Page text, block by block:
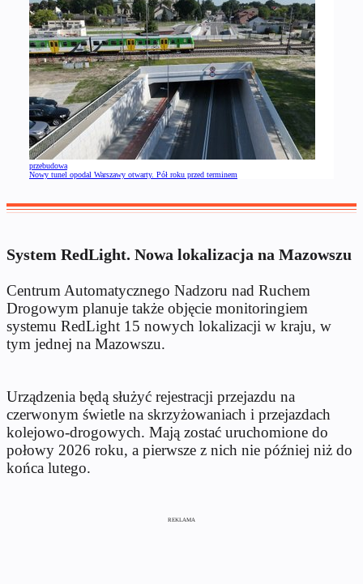
przebudowa
Nowy tunel opodal Warszawy otwarty. Pół roku przed terminem
System RedLight. Nowa lokalizacja na Mazowszu
Centrum Automatycznego Nadzoru nad Ruchem
Drogowym planuje także objęcie monitoringiem
systemu RedLight 15 nowych lokalizacji w kraju, w
tym jednej na Mazowszu.
Urządzenia będą służyć rejestracji przejazdu na
czerwonym świetle na skrzyżowaniach i przejazdach
kolejowo-drogowych. Mają zostać uruchomione do
połowy 2026 roku, a pierwsze z nich nie później niż do
końca lutego.
REKLAMA